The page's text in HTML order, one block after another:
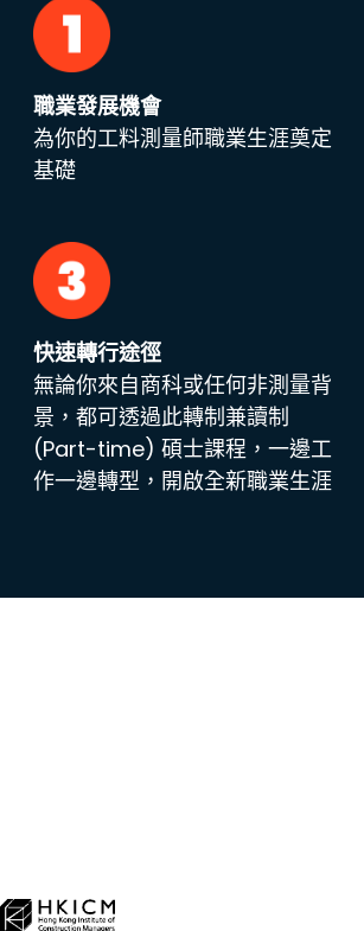
職業發展機會
為你的工料測量師職業生涯奠定
基礎
快速轉行途徑
無論你來自商科或任何非測量背
景，都可透過此轉制兼讀制
(Part-time) 碩士課程，一邊工
作一邊轉型，開啟全新職業生涯